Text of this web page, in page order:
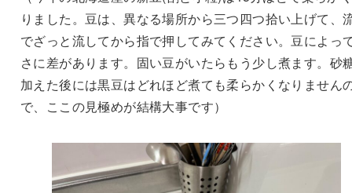
りました。豆は、異なる場所から三つ四つ拾い上げて、
でざっと流してから指で押してみてください。豆によっ
さに差があります。固い豆がいたらもう少し煮ます。砂
加えた後には黒豆はどれほど煮ても柔らかくなりません
で、ここの見極めが結構大事です）